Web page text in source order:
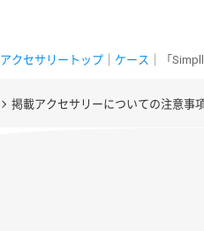
アクセサリートップ ケース ｜「
掲載アクセサリーについての注意事